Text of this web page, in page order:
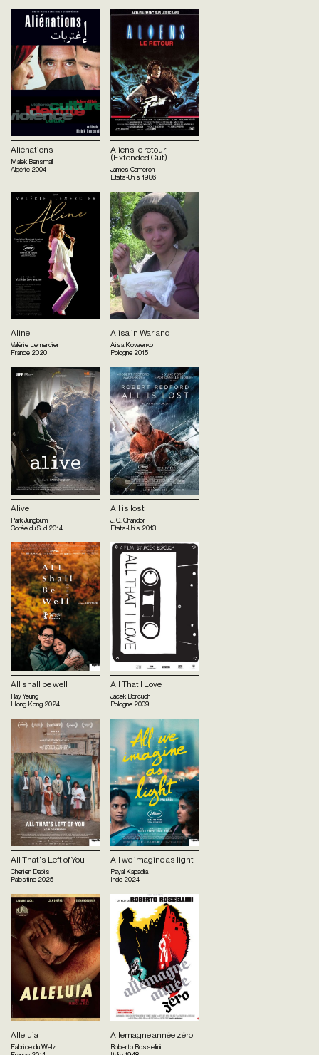
Aliénations
Malek Bensmaïl
Algérie 2004
Aliens le retour
(Extended Cut)
James Cameron
Etats-Unis 1986
Aline
Valérie Lemercier
France 2020
Alisa in Warland
Alisa Kovalenko
Pologne 2015
Alive
Park Jungbum
Corée du Sud 2014
All is lost
J. C. Chandor
Etats-Unis 2013
All shall be well
Ray Yeung
Hong Kong 2024
All That I Love
Jacek Borcuch
Pologne 2009
All That's Left of You
Cherien Dabis
Palestine 2025
All we imagine as light
Payal Kapadia
Inde 2024
Alleluia
Fabrice du Welz
Allemagne année zéro
Roberto Rossellini